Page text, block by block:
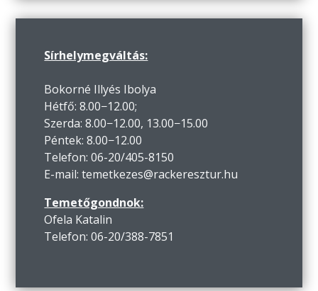
Sírhelymegváltás:
Bokorné Illyés Ibolya
Hétfő: 8.00−12.00;
Szerda: 8.00−12.00, 13.00−15.00
Péntek: 8.00−12.00
Telefon: 06-20/405-8150
E-mail: temetkezes@rackeresztur.hu
Temetőgondnok:
Ofela Katalin
Telefon: 06-20/388-7851